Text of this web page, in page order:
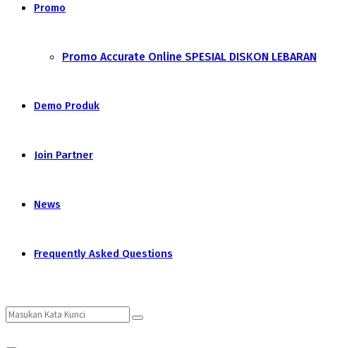
Promo
Promo Accurate Online SPESIAL DISKON LEBARAN
Demo Produk
Join Partner
News
Frequently Asked Questions
Search
Search